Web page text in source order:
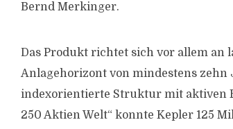
Bernd Merkinger.
Das Produkt richtet sich vor allem
Anlagehorizont von mindestens zehn
indexorientierte Struktur mit aktiven
250 Aktien Welt“ konnte Kepler 125